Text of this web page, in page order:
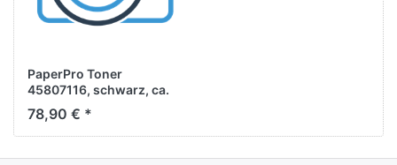
PaperPro Toner
45807116, schwarz, ca.
12.000 Seiten
78,90 € *